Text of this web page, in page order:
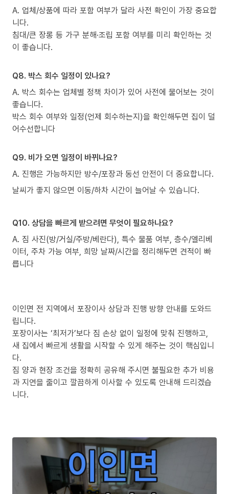
A. 업체/상품에 따라 포함 여부가 달라 사전 확인이 가장 중요합
니다.
침대/큰 장롱 등 가구 분해·조립 포함 여부를 미리 확인하는 것
이 좋습니다.
Q8. 박스 회수 일정이 있나요?
A. 박스 회수는 업체별 정책 차이가 있어 사전에 물어보는 것이
좋습니다.
박스 회수 여부와 일정(언제 회수하는지)을 확인해두면 집이 덜
어수선합니다
Q9. 비가 오면 일정이 바뀌나요?
A. 진행은 가능하지만 방수/포장과 동선 안전이 더 중요합니다.
날씨가 좋지 않으면 이동/하차 시간이 늘어날 수 있습니다.
Q10. 상담을 빠르게 받으려면 무엇이 필요하나요?
A. 짐 사진(방/거실/주방/베란다), 특수 물품 여부, 층수/엘리베
이터, 주차 가능 여부, 희망 날짜/시간을 정리해두면 견적이 빠
릅니다
이인면 전 지역에서 포장이사 상담과 진행 방향 안내를 도와드
립니다.
포장이사는 ‘최저가’보다 짐 손상 없이 일정에 맞춰 진행하고,
새 집에서 빠르게 생활을 시작할 수 있게 해주는 것이 핵심입니
다.
짐 양과 현장 조건을 정확히 공유해 주시면 불필요한 추가 비용
과 지연을 줄이고 깔끔하게 이사할 수 있도록 안내해 드리겠습
니다.